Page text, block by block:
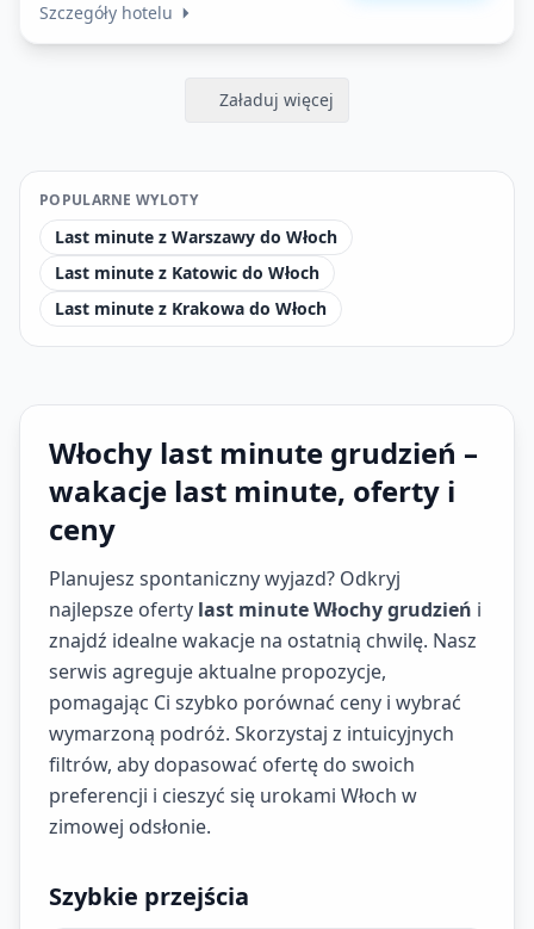
Szczegóły hotelu
Załaduj więcej
POPULARNE WYLOTY
Last minute z Warszawy do Włoch
Last minute z Katowic do Włoch
Last minute z Krakowa do Włoch
Włochy last minute grudzień –
wakacje last minute, oferty i
ceny
Planujesz spontaniczny wyjazd? Odkryj
najlepsze oferty last minute Włochy grudzień i
znajdź idealne wakacje na ostatnią chwilę. Nasz
serwis agreguje aktualne propozycje,
pomagając Ci szybko porównać ceny i wybrać
wymarzoną podróż. Skorzystaj z intuicyjnych
filtrów, aby dopasować ofertę do swoich
preferencji i cieszyć się urokami Włoch w
zimowej odsłonie.
Szybkie przejścia